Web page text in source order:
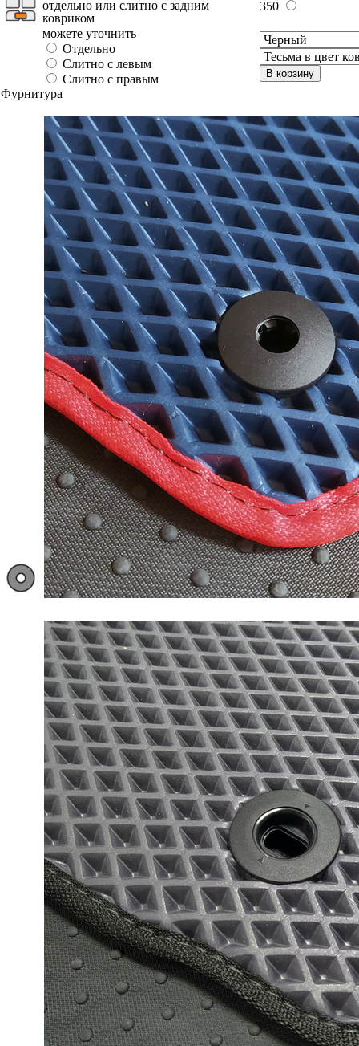
отдельно или слитно с задним
ковриком
350
можете уточнить
Отдельно
Слитно с левым
Слитно с правым
В корзину
Фурнитура